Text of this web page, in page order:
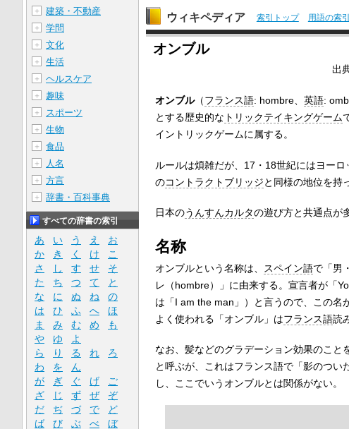
ウィキペディア 索引トップ 用語の索引
オンブル
出
オンブル（フランス語: hombre、 英語:
とする歴史的な トリックテイキングゲーム
イントリックゲームに属する。
ルールは煩雑だが、17・18世紀にはヨー
のコントラクトブリッジと同様の地位を持
日本のうんすんカルタの遊び方と共通点が
名称
オンブルという名称は、 スペイン語で「男
レ（hombre）」に由来する。宣言者が「
は「I am the man 」）と言うので、この名
よく使われる「オンブル」はフランス語読
なお、髪などのグラデーション効果のこと
と呼ぶが、これはフランス語で「影のつい
し、ここでいうオンブルとは関係がない。
＋ 建築・不動産
＋ 学問
＋ 文化
＋ 生活
＋ ヘルスケア
＋ 趣味
＋ スポーツ
＋ 生物
＋ 食品
＋ 人名
＋ 方言
＋ 辞書・百科事典
すべての辞書の索引
あ い う え
お
か
き く け
こ
さ
し す せ
そ
た
ち つ て
と
な
に ぬ ね
の
は
ひ ふ へ
ほ
ま
み む め
も
や
ゆ
よ
ら
り る れ
ろ
わ
を
ん
が
ぎ ぐ げ
ご
ざ
じ ず ぜ
ぞ
だ
ぢ づ で
ど
ば
び ぶ べ
ぼ